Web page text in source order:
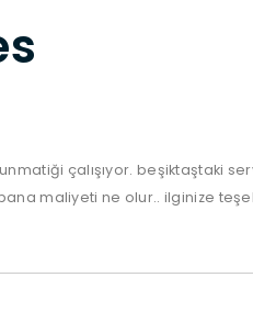
çalışıyor. beşiktaştaki
maliyeti ne olur.. ilginize